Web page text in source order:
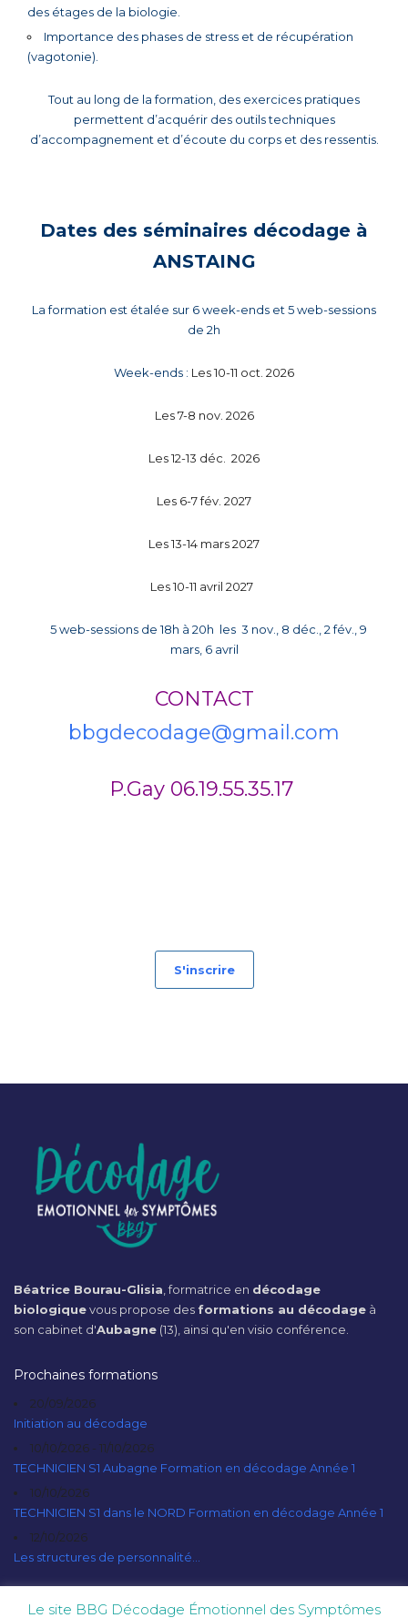
des étages de la biologie.
Importance des phases de stress et de récupération
(vagotonie).
Tout au long de la formation, des exercices pratiques
permettent d’acquérir des outils techniques
d’accompagnement et d’écoute du corps et des ressentis.
Dates des séminaires décodage à
ANSTAING
La formation est étalée sur 6 week-ends et 5 web-sessions
de 2h
Week-ends : Les 10-11 oct. 2026
Les 7-8 nov. 2026
Les 12-13 déc. 2026
Les 6-7 fév. 2027
Les 13-14 mars 2027
Les 10-11 avril 2027
5 web-sessions de 18h à 20h les 3 nov., 8 déc., 2 fév., 9
mars, 6 avril
CONTACT
bbgdecodage@gmail.com
P.Gay 06.19.55.35.17
S'inscrire
Béatrice Bourau-Glisia , formatrice en décodage
biologiquevous propose des formations au décodage à
son cabinet d'Aubagne (13), ainsi qu'en visio conférence.
Prochaines formations
20/09/2026
Initiation au décodage
10/10/2026 - 11/10/2026
TECHNICIEN S1 Aubagne Formation en décodage Année 1
10/10/2026
TECHNICIEN S1 dans le NORD Formation en décodage Année 1
12/10/2026
Les structures de personnalité...
Le site BBG Décodage Émotionnel des Symptômes